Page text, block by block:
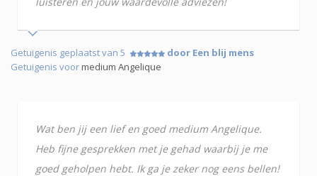
Getuigenis geplaatst van 5
door Een blij mens
Getuigenis voormedium Angelique
Wat ben jij een lief en goed medium Angelique.
Heb fijne gesprekken met je gehad waarbij je me
goed geholpen hebt. Ik ga je zeker nog eens bellen!